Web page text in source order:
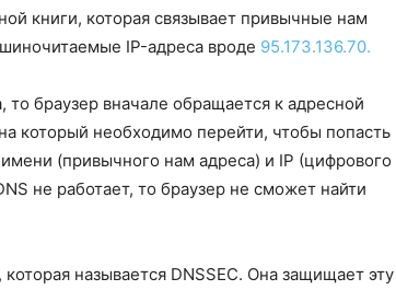
книги, которая связывает привычные нам
IP-адреса вроде 95.173.136.70.
браузер вначале обращается к адресной
который необходимо перейти, чтобы попасть
(привычного нам адреса) и IP (цифрового
не работает, то браузер не сможет найти
называется DNSSEC. Она защищает эту